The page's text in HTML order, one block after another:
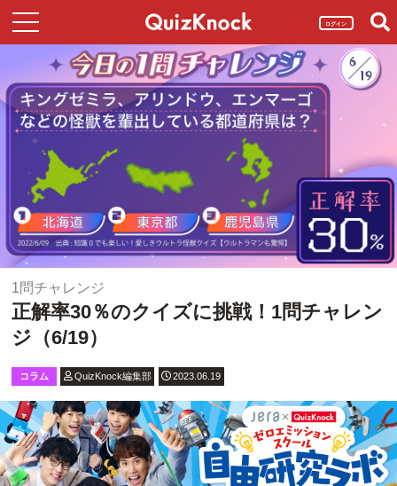
ログイン
1問チャレンジ
正解率30％のクイズに挑戦！1問チャレン
ジ（6/19）
コラム QuizKnock編集部 2023.06.19